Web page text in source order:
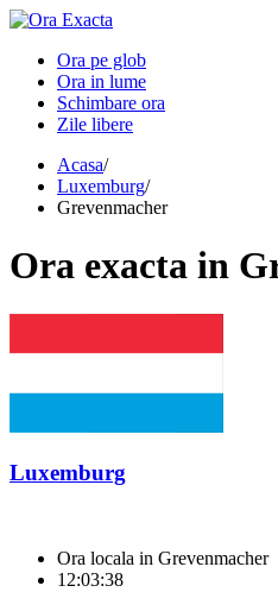
Ora pe glob
Ora in lume
Schimbare ora
Zile libere
Acasa/
Luxemburg/
Grevenmacher
Ora exacta in
Luxemburg
Ora locala in Grevenmacher
12:03:39